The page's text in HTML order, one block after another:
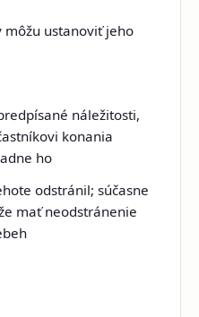
môžu ustanoviť jeho
náležitosti,
konania
ho
odstránil; súčasne
mať neodstránenie